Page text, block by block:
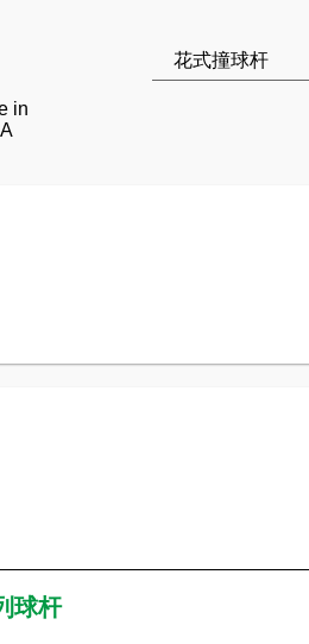
花式撞球杆
球杆